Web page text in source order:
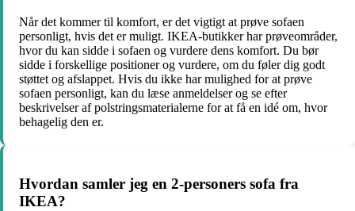
Når det kommer til komfort, er det vigtigt at prøve sofaen
personligt, hvis det er muligt. IKEA-butikker har prøveområder,
hvor du kan sidde i sofaen og vurdere dens komfort. Du bør
sidde i forskellige positioner og vurdere, om du føler dig godt
støttet og afslappet. Hvis du ikke har mulighed for at prøve
sofaen personligt, kan du læse anmeldelser og se efter
beskrivelser af polstringsmaterialerne for at få en idé om, hvor
behagelig den er.
Hvordan samler jeg en 2-personers sofa fra
IKEA?